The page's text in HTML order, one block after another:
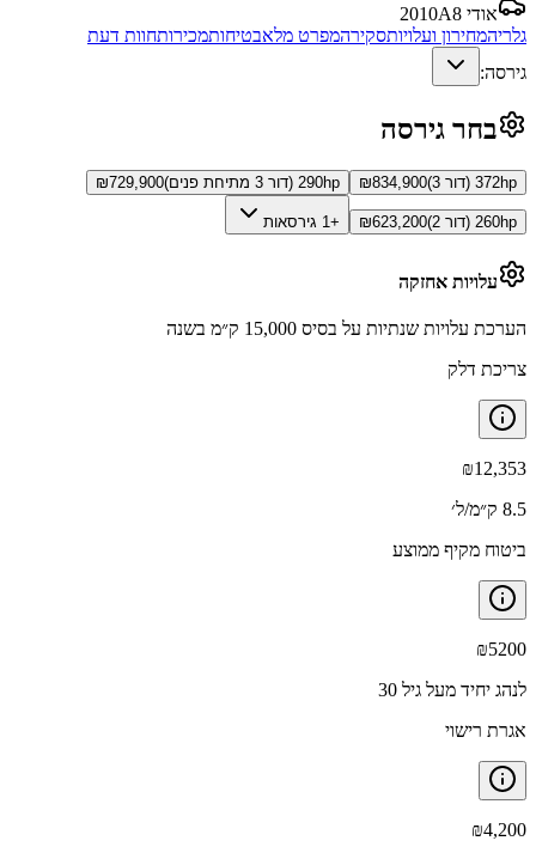
אודי A8
2010
גלריהמחירון ועלויותסקירהמפרט מלאבטיחותמכירותחוות דעת
גירסה:
בחר גירסה
372hp (דור 3) ₪834,900 290hp (דור 3 מתיחת פנים) ₪729,900
260hp (דור 2) ₪623,200 +1 גירסאות
עלויות אחזקה
הערכת עלויות שנתיות על בסיס 15,000 ק״מ בשנה
צריכת דלק
₪12,353
8.5 ק״מ/ל׳
ביטוח מקיף ממוצע
₪5200
לנהג יחיד מעל גיל 30
אגרת רישוי
₪4,200